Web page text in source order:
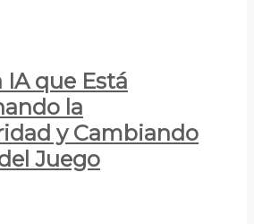
IA que Está
la
y Cambiando
Juego